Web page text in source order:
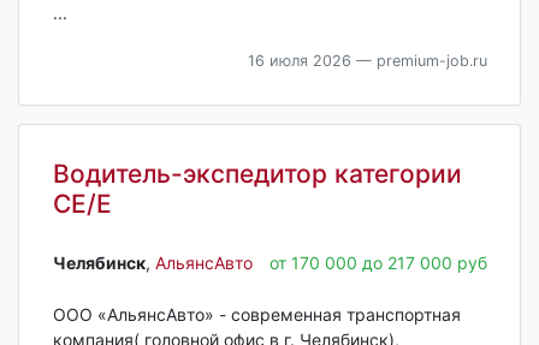
...
16 июля 2026 — premium-job.ru
Водитель-экспедитор категории
СЕ/Е
Челябинск‎, АльянсАвто от 170 000 до 217 000 руб
ООО «АльянсАвто» - современная транспортная
компания( головной офис в г. Челябинск),